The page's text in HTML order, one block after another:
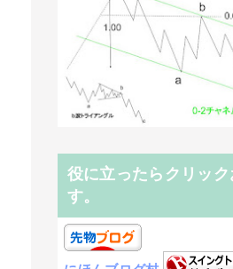
役に立ったらクリック
す。